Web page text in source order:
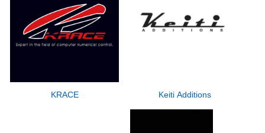
KRACE Keiti Additions